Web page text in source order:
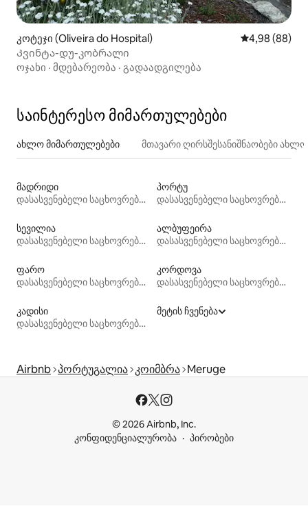
კოტეჯი (Oliveira do Hospital) საშუალო
4,98 (88)
Კვინტა-დუ-კობრალი
ოჯახი · მდებარეობა · გადაადგილება
საინტერესო მიმართულებები
ახლო მიმართულებები მთავარი ღირსშესანიშნაობები
მადრიდი
დასასვენებელი საცხოვრებლები
პორტუ
დასასვენებელი საცხოვრებლები
სევილია
დასასვენებელი საცხოვრებლები
ალბუფეირა
დასასვენებელი საცხოვრებლები
ფარო
დასასვენებელი საცხოვრებლები
კორდოვა
დასასვენებელი საცხოვრებლები
კადისი
დასასვენებელი საცხოვრებლები
მეტის ჩვენება
Airbnb პორტუგალია კოიმბრა Meruge
© 2026 Airbnb, Inc.
კონფიდენციალურობა
პირობები